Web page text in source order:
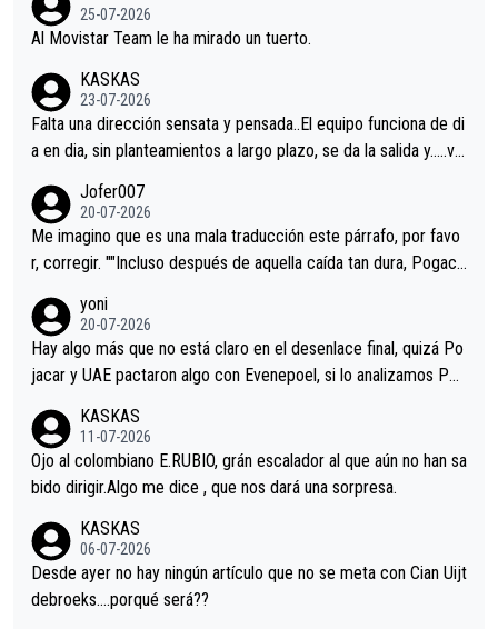
25-07-2026
Al Movistar Team le ha mirado un tuerto.
KASKAS
23-07-2026
Falta una dirección sensata y pensada..El equipo funciona de di
a en dia, sin planteamientos a largo plazo, se da la salida y…..ve
Minguez, Velez etc etc.Me da pena vivir estos momentos tan
tristes sin victorias.
Jofer007
20-07-2026
Me imagino que es una mala traducción este párrafo, por favo
r, corregir. ""Incluso después de aquella caída tan dura, Pogaca
permaneció pegado a su rueda. Parecía increíble la forma en l
a que era capaz de controlar el miedo", recordó."
yoni
20-07-2026
Hay algo más que no está claro en el desenlace final, quizá Po
jacar y UAE pactaron algo con Evenepoel, si lo analizamos Poj
i sin pedalear, luego está el saludo con Evenepoel dándose la
mano de una manera muy fraternal, más allá de los típicos toqu
es en el hombro con que saludaba a Vingegard. Ahí hubo una in
eta, a ver si por querer poner a Del Toro con calzador en posi
ción de podio UAE y Pojacar se van complicar el tour.
KASKAS
11-07-2026
Ojo al colombiano E.RUBIO, grán escalador al que aún no han sa
bido dirigir.Algo me dice , que nos dará una sorpresa.
KASKAS
06-07-2026
Desde ayer no hay ningún artículo que no se meta con Cian Uijt
debroeks….porqué será??